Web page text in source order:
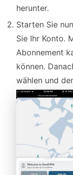
herunter.
Starten Sie
Sie Ihr Konto.
Abonnement
können.
wählen und